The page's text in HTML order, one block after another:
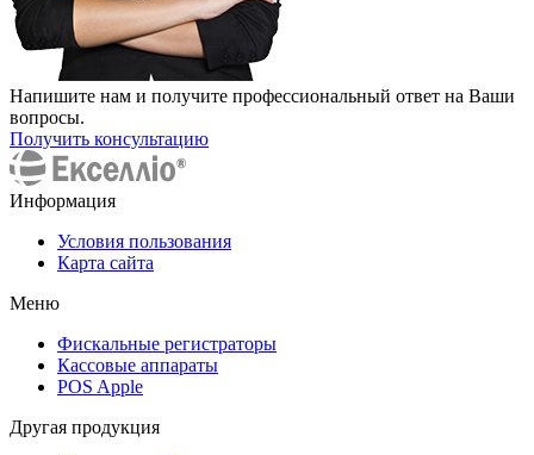
Напишите нам и получите профессиональный ответ на Ваши
вопросы.
Получить консультацию
Информация
Условия пользования
Карта сайта
Меню
Фискальные регистраторы
Кассовые аппараты
POS Apple
Другая продукция